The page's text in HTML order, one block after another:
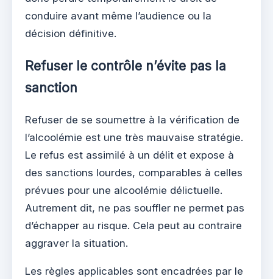
conduire avant même l’audience ou la
décision définitive.
Refuser le contrôle n’évite pas la
sanction
Refuser de se soumettre à la vérification de
l’alcoolémie est une très mauvaise stratégie.
Le refus est assimilé à un délit et expose à
des sanctions lourdes, comparables à celles
prévues pour une alcoolémie délictuelle.
Autrement dit, ne pas souffler ne permet pas
d’échapper au risque. Cela peut au contraire
aggraver la situation.
Les règles applicables sont encadrées par le